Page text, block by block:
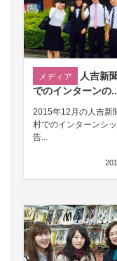
メディア
人吉新
でのインターンの
2015年12月の人吉新
村でのインターンシ
告...